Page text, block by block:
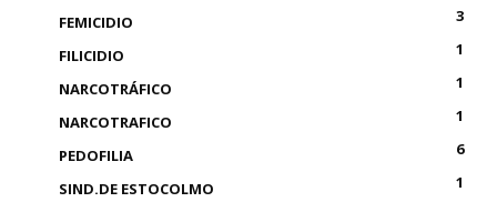
FEMICIDIO
3
FILICIDIO
1
NARCOTRÁFICO
1
NARCOTRAFICO
1
PEDOFILIA
6
SIND.DE ESTOCOLMO
1